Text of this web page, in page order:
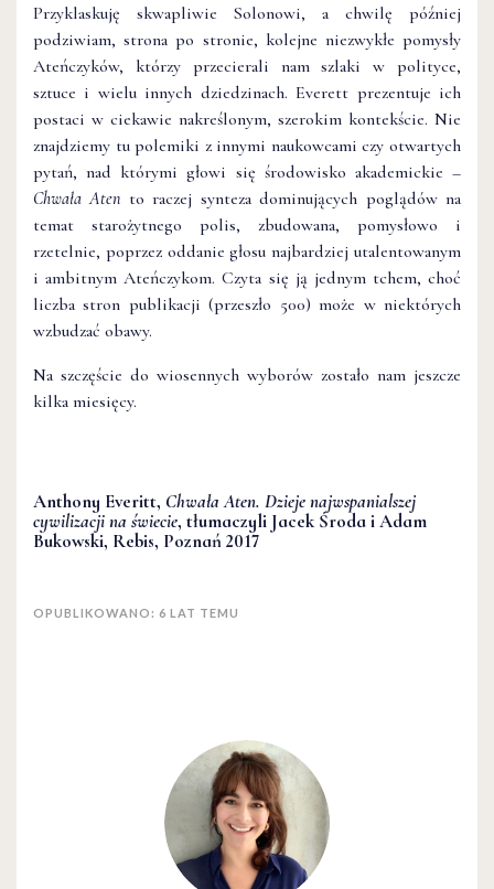
Przyklaskuję skwapliwie Solonowi, a chwilę później
podziwiam, strona po stronie, kolejne niezwykłe pomysły
Ateńczyków, którzy przecierali nam szlaki w polityce,
sztuce i wielu innych dziedzinach. Everett prezentuje ich
postaci w ciekawie nakreślonym, szerokim kontekście. Nie
znajdziemy tu polemiki z innymi naukowcami czy otwartych
pytań, nad którymi głowi się środowisko akademickie –
Chwała Aten to raczej synteza dominujących poglądów na
temat starożytnego polis, zbudowana, pomysłowo i
rzetelnie, poprzez oddanie głosu najbardziej utalentowanym
i ambitnym Ateńczykom. Czyta się ją jednym tchem, choć
liczba stron publikacji (przeszło 500) może w niektórych
wzbudzać obawy.
Na szczęście do wiosennych wyborów zostało nam jeszcze
kilka miesięcy.
Anthony Everitt, Chwała Aten. Dzieje najwspanialszej
cywilizacji na świecie, tłumaczyli Jacek Środa i Adam
Bukowski, Rebis, Poznań 2017
OPUBLIKOWANO: 6 LAT TEMU